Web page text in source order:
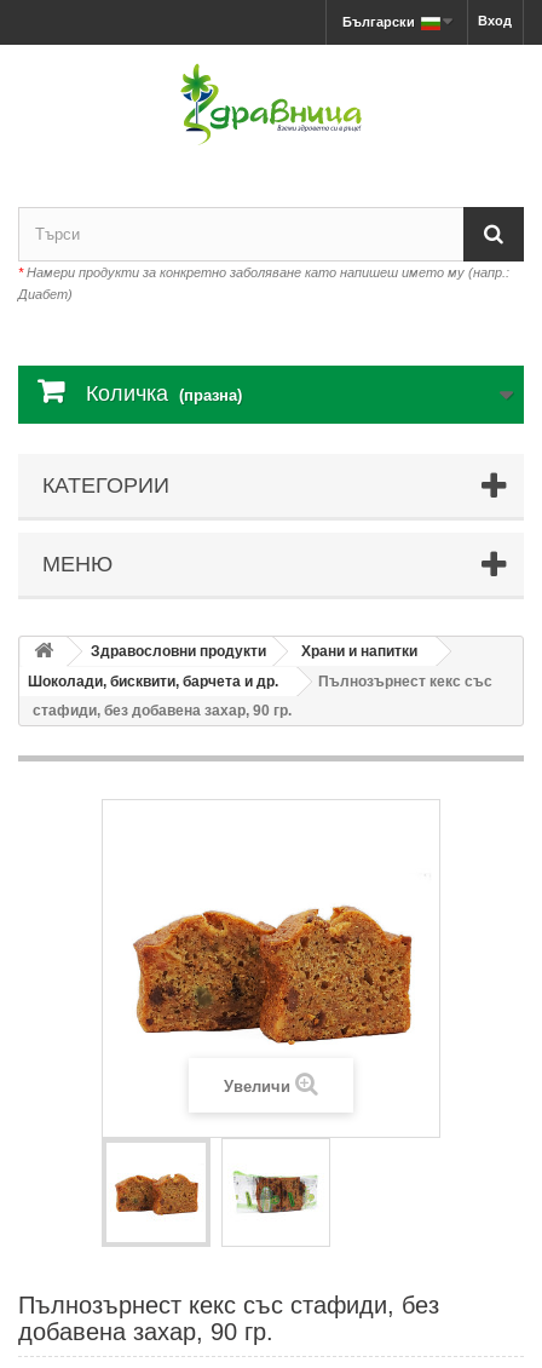
Вход
Български
*Намери продукти за конкретно заболяване като напишеш името му (напр.:
Диабет)
Количка (празна)
КАТЕГОРИИ
МЕНЮ
Здравословни продукти
Храни и напитки
Шоколади, бисквити, барчета и др.
Пълнозърнест кекс със
стафиди, без добавена захар, 90 гр.
Увеличи
Пълнозърнест кекс със стафиди, без
добавена захар, 90 гр.